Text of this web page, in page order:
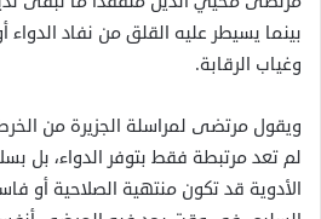
بينما يسيطر عليه القلق من نفاد
وغياب الرقابة.
ويقول مرتضى لمراسلة الجزيرة من
لم تعد مرتبطة فقط بتوفر الدواء، بل
الأدوية قد تكون منتهية الصلاحية أو